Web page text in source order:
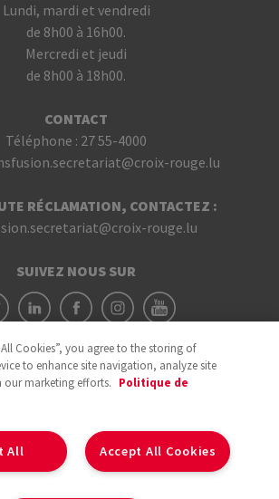
Lundi, mardi et vendredi
de 8h00 à 16h00.
Mercredi et jeudi
de 8h00 à 18h00.
CONTACT
Téléphone : 27 55-4000
rouge.lu
RÉCLAMATION, CONTACTEZ :
rouge.lu
SUIVEZ NOUS SUR
Cookies”, you agree to the storing of
to enhance site navigation, analyze site
our marketing efforts. Politique de
Accept All Cookies
All